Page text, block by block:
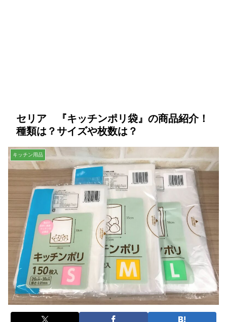
セリア 『キッチンポリ袋』の商品紹介！
種類は？サイズや枚数は？
キッチン用品